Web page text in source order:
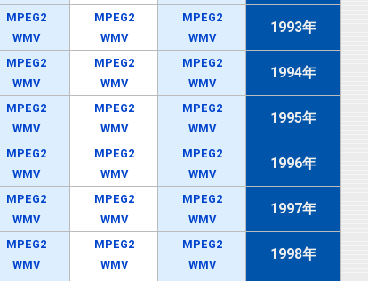
MPEG2
WMV
MPEG2
WMV
MPEG2
WMV
1993年
MPEG2
WMV
MPEG2
WMV
MPEG2
WMV
1994年
MPEG2
WMV
MPEG2
WMV
MPEG2
WMV
1995年
MPEG2
WMV
MPEG2
WMV
MPEG2
WMV
1996年
MPEG2
WMV
MPEG2
WMV
MPEG2
WMV
1997年
MPEG2
WMV
MPEG2
WMV
MPEG2
WMV
1998年